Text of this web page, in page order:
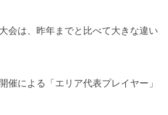
会は、昨年までと比べて大きな違い
催による「エリア代表プレイヤー」